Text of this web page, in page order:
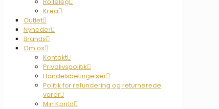
Krea
Outlet
Nyheder
Brands
Om os
Kontakt
Privalivspolitik
Handelsbetingelser
Politik for refundering og returnerede
varer
Min Konto